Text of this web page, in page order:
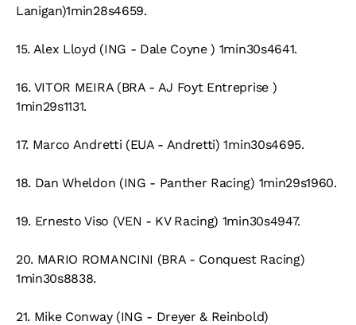
Lanigan)1min28s4659.
15. Alex Lloyd (ING - Dale Coyne ) 1min30s4641.
16. VITOR MEIRA (BRA - AJ Foyt Entreprise )
1min29s1131.
17. Marco Andretti (EUA - Andretti) 1min30s4695.
18. Dan Wheldon (ING - Panther Racing) 1min29s1960.
19. Ernesto Viso (VEN - KV Racing) 1min30s4947.
20. MARIO ROMANCINI (BRA - Conquest Racing)
1min30s8838.
21. Mike Conway (ING - Dreyer & Reinbold)